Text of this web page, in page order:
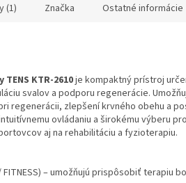
(1) Značka Ostatné informácie
KTR-2610je kompaktný prístroj
svalov a podporu regenerácie.
regenerácii, zlepšení krvného obehu a
ovládaniu a širokému výberu
aj na rehabilitáciu a fyzioterapiu.
FITNESS) – umožňujú prispôsobiť terapiu